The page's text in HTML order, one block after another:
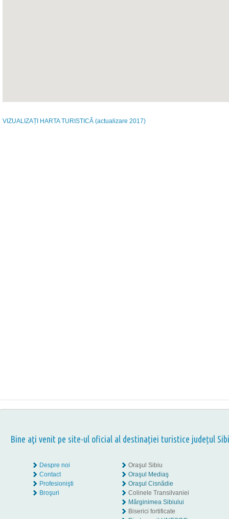
VIZUALIZAȚI HARTA TURISTICĂ (actualizare 2017)
Bine aţi venit pe site-ul oficial al destinației turistice județul
Despre noi
Contact
Profesionişti
Broşuri
Oraşul Sibiu
Oraşul Mediaş
Oraşul Cisnădie
Colinele Transilvaniei
Mărginimea Sibiului
Biserici fortificate